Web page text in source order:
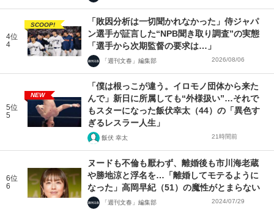
4位
4
SCOOP!
「敗因分析は一切聞かれなかった」侍ジャパ
ン選手が証言した“NPB聞き取り調査”の実態
「選手から次期監督の要求は…」
「週刊文春」編集部 2026/08/06
5位
5
NEW
「僕は根っこが違う。イロモノ団体から来た
んで」新日に所属しても“外様扱い”…それで
もスターになった飯伏幸太（44）の「異色す
ぎるレスラー人生」
飯伏 幸太 21時間前
6位
6
ヌードも不倫も厭わず、離婚後も市川海老蔵
や勝地涼と浮名を…「離婚してモテるように
なった」高岡早紀（51）の魔性がとまらない
「週刊文春」編集部 2024/07/29